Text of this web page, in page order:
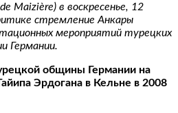
Maizière) в воскресенье, 12
стремление Анкары
мероприятий турецких
Германии.
общины Германии на
Эрдогана в Кельне в 2008